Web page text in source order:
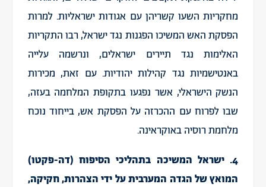
מחקריות השעו קשריהן עם אגודות ישראליות. למרות
הפסקת האש המשיכו הפגנות נגד ישראל, רבו התקריות
האלימות נגד תיירים ישראלים, ונרשמה עלייה
באנטישמיות נגד קהילות יהודיות. עם זאת, מכירות
הנשק הישראלי, אשר נפגעו בתקופת המלחמה בעזה,
שבו לפרוח עם ההכרזה על הפסקת אש, בייחוד נוכח
מלחמת רוסיה באוקראינה.
4. ישראל המשיכה בתהליכי הסיפוח (דה-פקטו)
המואץ של הגדה המערבית על ידי הצהרות, חקיקה,